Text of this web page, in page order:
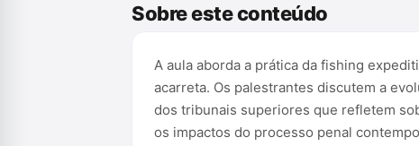
Conteúdo exclusivo para assinantes
Sobre este conteúdo
A aula aborda a prática da fishing
acarreta. Os palestrantes discutem a
dos tribunais superiores que refletem
os impactos do processo penal